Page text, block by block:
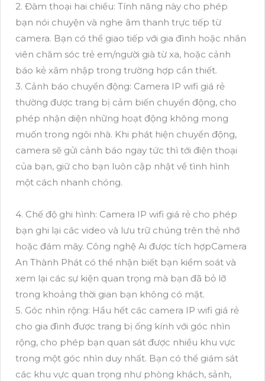
2. Đàm thoại hai chiều: Tính năng này cho phép
bạn nói chuyện và nghe âm thanh trực tiếp từ
camera. Bạn có thể giao tiếp với gia đình hoặc nhân
viên chăm sóc trẻ em/người già từ xa, hoặc cảnh
báo kẻ xâm nhập trong trường hợp cần thiết.
3. Cảnh báo chuyển động: Camera IP wifi giá rẻ
thường được trang bị cảm biến chuyển động, cho
phép nhận diện những hoạt động không mong
muốn trong ngôi nhà. Khi phát hiện chuyển động,
camera sẽ gửi cảnh báo ngay tức thì tới điện thoại
của bạn, giữ cho bạn luôn cập nhật về tình hình
một cách nhanh chóng.
4. Chế độ ghi hình: Camera IP wifi giá rẻ cho phép
bạn ghi lại các video và lưu trữ chúng trên thẻ nhớ
hoặc đám mây. Công nghệ Ai được tích hợpCamera
An Thành Phát có thể nhận biết bạn kiểm soát và
xem lại các sự kiện quan trọng mà bạn đã bỏ lỡ
trong khoảng thời gian bạn không có mặt.
5. Góc nhìn rộng: Hầu hết các camera IP wifi giá rẻ
cho gia đình được trang bị ống kính với góc nhìn
rộng, cho phép bạn quan sát được nhiều khu vực
trong một góc nhìn duy nhất. Bạn có thể giám sát
các khu vực quan trọng như phòng khách, sảnh,